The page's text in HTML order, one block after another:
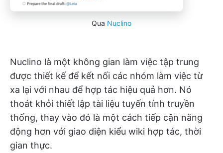
Qua Nuclino
Nuclino là một không gian làm việc tập trung
được thiết kế để kết nối các nhóm làm việc từ
xa lại với nhau để hợp tác hiệu quả hơn. Nó
thoát khỏi thiết lập tài liệu tuyến tính truyền
thống, thay vào đó là một cách tiếp cận năng
động hơn với giao diện kiểu wiki hợp tác, thời
gian thực.